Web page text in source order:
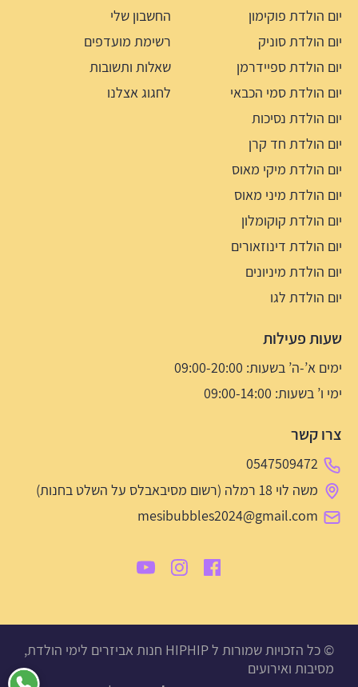
יום הולדת פוקימון
יום הולדת סוניק
יום הולדת ספיידרמן
יום הולדת סמי הכבאי
יום הולדת נסיכות
יום הולדת חד קרן
יום הולדת מיקי מאוס
יום הולדת מיני מאוס
יום הולדת קוקומלון
יום הולדת דינוזאורים
יום הולדת מיניונים
יום הולדת לגו
החשבון שלי
רשימת מועדפים
שאלות ותשובות
לחגוג אצלנו
שעות פעילות
ימים א’-ה’ בשעות: 09:00-20:00
ימי ו’ בשעות: 09:00-14:00
צרו קשר
0547509472
משה לוי 18 רמלה (רשום מסיבאבלס על השלט בחנות)
mesibubbles2024@gmail.com
© כל הזכויות שמורות ל HIPHIP חנות אביזרים לימי הולדת,
מסיבות ואירועים